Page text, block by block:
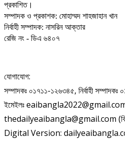
প্রকাশিত।
সম্পাদক ও প্রকাশক: মোহাম্মদ শাহজাহান খান
নির্বাহী সম্পাদক: নাসরিন আক্তার
রেজি নং - ডিএ ৬৪০৭
যোগাযোগ:
সম্পাদকঃ ০১৭১১-১২৬৩৪৫, নির্বাহী
ইমেইলঃ
thedailyeaibangla@gmail.com
Digital Version: